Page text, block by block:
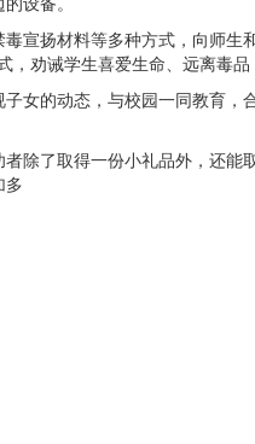
宣扬材料等多种方式，向师生
劝诫学生喜爱生命、远离毒品
女的动态，与校园一同教育，
除了取得一份小礼品外，还能
多